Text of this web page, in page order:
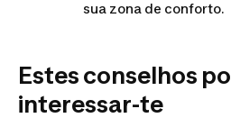
sua zona de conforto.
Estes conselhos
interessar-te